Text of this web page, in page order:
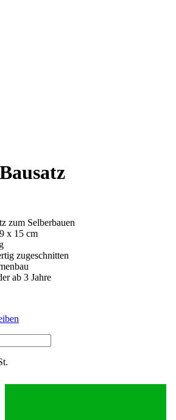
zum Selberbauen
x 15 cm
zugeschnitten
ab 3 Jahre